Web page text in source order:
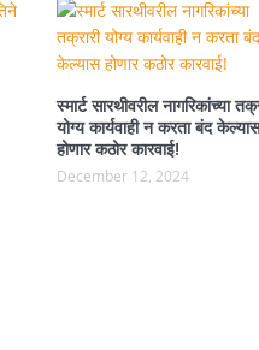
स्मार्ट सारथीवरील नागरिकांच्या
योग्य कार्यवाही न करता बंद केल्यास
होणार कठोर कारवाई!
December 12, 2024